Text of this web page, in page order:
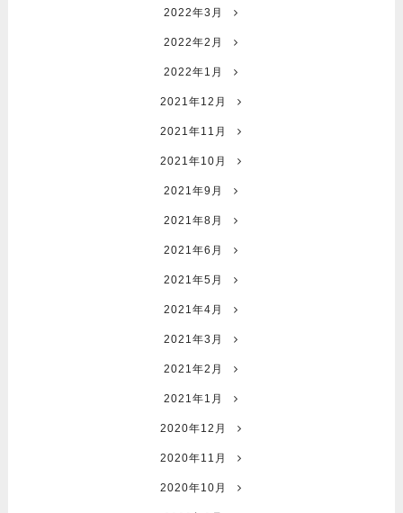
2022年3月
2022年2月
2022年1月
2021年12月
2021年11月
2021年10月
2021年9月
2021年8月
2021年6月
2021年5月
2021年4月
2021年3月
2021年2月
2021年1月
2020年12月
2020年11月
2020年10月